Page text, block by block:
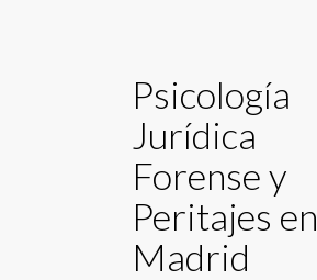
Psicología
Jurídica
Forense y
Peritajes en
Madrid